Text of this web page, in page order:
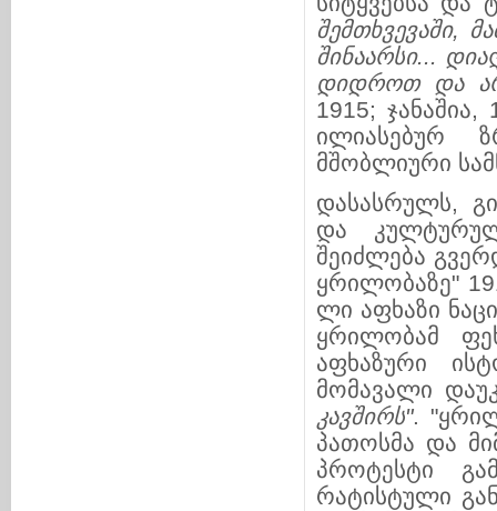
შემთხვევაში,
შინაარსი...
დიდროთ და
1915;
ილიასებურ
მშობლიური
დასასრულს,
და
შეიძლება
ყრილობაზე"
ლი აფხაზი
ყრი­ლო­ბამ
აფხაზური
მომავალი
კავშირს".
პა­თოსმა და
პროტესტი
რატისტული